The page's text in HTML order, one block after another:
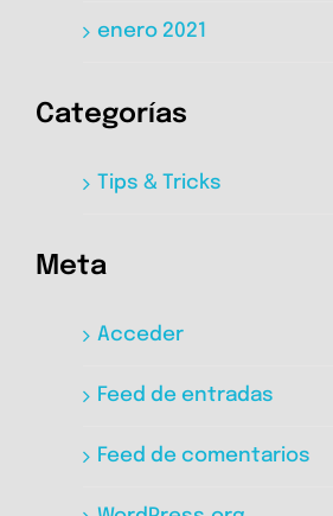
enero 2021
Categorías
Tips & Tricks
Meta
Acceder
Feed de entradas
Feed de comentarios